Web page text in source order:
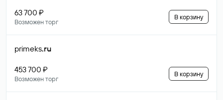
63 700 ₽
Возможен торг
В корзину
primeks.ru
453 700 ₽
Возможен торг
В корзину